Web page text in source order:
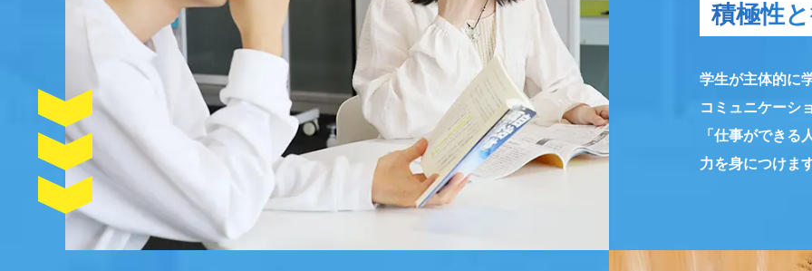
積極性
学生が主体的に
コミュニケーシ
「仕事ができる
力を身につけま